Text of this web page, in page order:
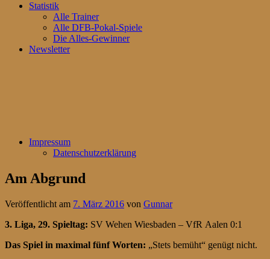
Statistik
Alle Trainer
Alle DFB-Pokal-Spiele
Die Alles-Gewinner
Newsletter
Impressum
Datenschutzerklärung
Am Abgrund
Veröffentlicht am 7. März 2016 von Gunnar
3. Liga, 29. Spieltag: SV Wehen Wiesbaden – VfR Aalen 0:1
Das Spiel in maximal fünf Worten: „Stets bemüht“ genügt nicht.